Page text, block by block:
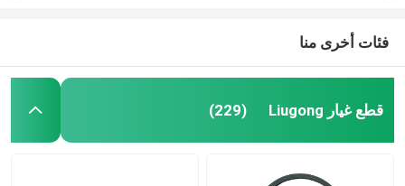
فئات أخرى منا
قطع غيار Liugong (229)